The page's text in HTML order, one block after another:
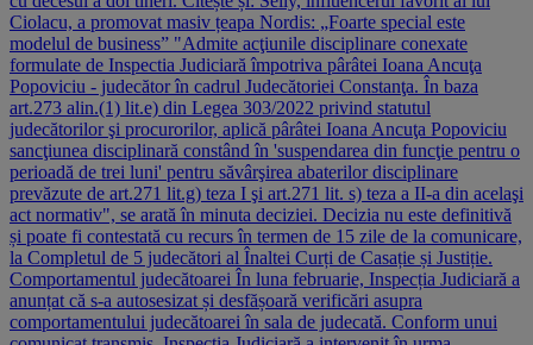
Ciolacu, a promovat masiv țeapa Nordis: „Foarte special este
modelul de business” "Admite acţiunile disciplinare conexate
formulate de Inspectia Judiciară împotriva pârâtei Ioana Ancuţa
Popoviciu - judecător în cadrul Judecătoriei Constanţa. În baza
art.273 alin.(1) lit.e) din Legea 303/2022 privind statutul
judecătorilor şi procurorilor, aplică pârâtei Ioana Ancuţa Popoviciu
sancţiunea disciplinară constând în 'suspendarea din funcţie pentru o
perioadă de trei luni' pentru săvârşirea abaterilor disciplinare
prevăzute de art.271 lit.g) teza I şi art.271 lit. s) teza a II-a din acelaşi
act normativ", se arată în minuta deciziei. Decizia nu este definitivă
și poate fi contestată cu recurs în termen de 15 zile de la comunicare,
la Completul de 5 judecători al Înaltei Curți de Casație și Justiție.
Comportamentul judecătoarei În luna februarie, Inspecția Judiciară a
anunțat că s-a autosesizat și desfășoară verificări asupra
comportamentului judecătoarei în sala de judecată. Conform unui